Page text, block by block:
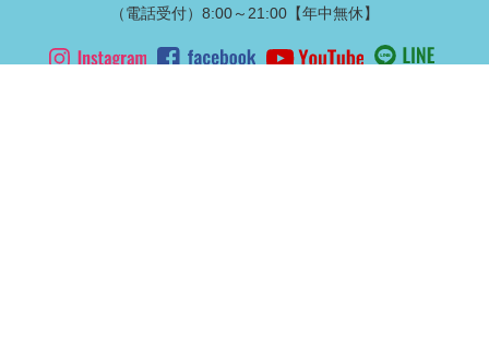
（電話受付）8:00～21:00【年中無休】